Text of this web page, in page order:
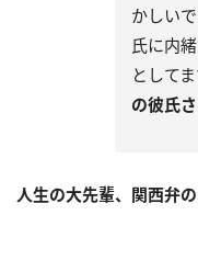
かしい
氏に内
として
の彼氏
人生の大先輩、関西弁